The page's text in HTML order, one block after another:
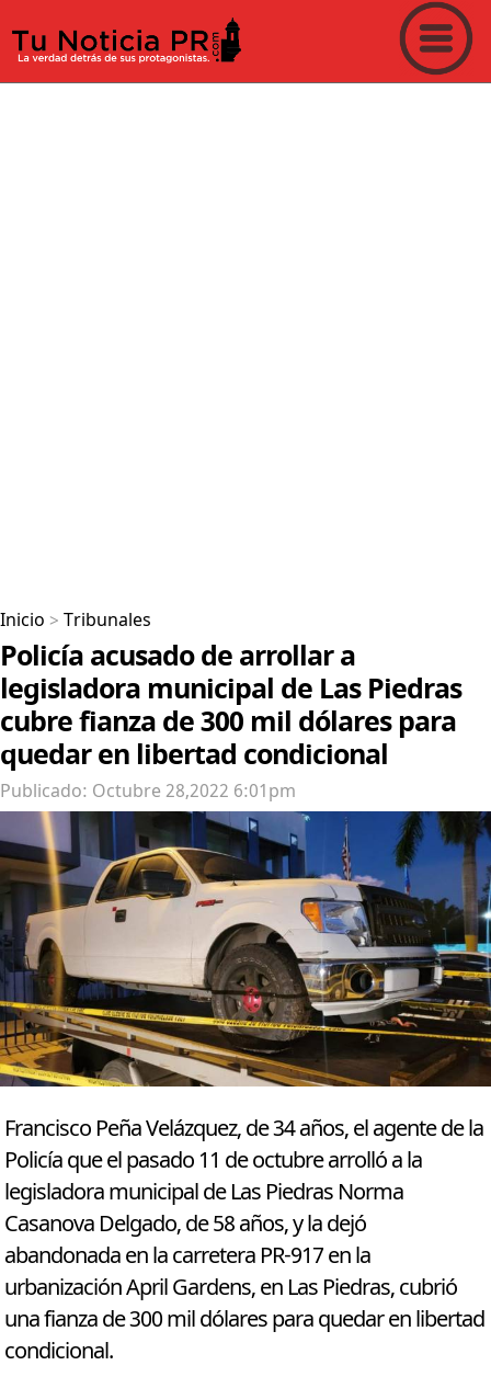
Inicio > Tribunales
Policía acusado de arrollar a
legisladora municipal de Las Piedras
cubre fianza de 300 mil dólares para
quedar en libertad condicional
Publicado: Octubre 28,2022 6:01pm
Francisco Peña Velázquez, de 34 años, el agente de la
Policía que el pasado 11 de octubre arrolló a la
legisladora municipal de Las Piedras Norma
Casanova Delgado, de 58 años, y la dejó
abandonada en la carretera PR-917 en la
urbanización April Gardens, en Las Piedras, cubrió
una fianza de 300 mil dólares para quedar en libertad
condicional.